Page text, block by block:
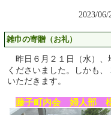
2023/
雑巾の寄贈（お礼）
昨日６月２１日（水）、
くださいました。しかも、
いただきます。
藤子町内会 婦人部